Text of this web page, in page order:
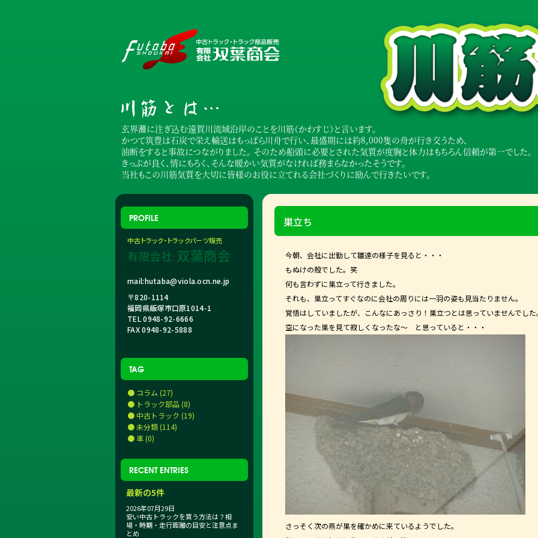
玄界灘に注ぎ込む遠賀川流域沿岸のことを川筋（かわすじ）と言います。
かつて筑豊は石炭で栄え輸送はもっぱら川舟で行い、最盛期には約8,000隻の舟が行き交うため、
油断をすると事故につながりました。 そのため船頭に必要とされた気質が度胸と体力はもちろん信頼が第一でした。
きっぷが良く、情にもろく、そんな暖かい気質がなければ務まらなかったそうです。
当社もこの川筋気質を大切に皆様のお役に立てれる会社づくりに励んで行きたいです。
巣立ち
今朝、会社に出勤して雛達の様子を見ると・・・
もぬけの殻でした。笑
何も言わずに巣立って行きました。
それも、巣立ってすぐなのに会社の周りには一羽の姿も見当たりません。
覚悟はしていましたが、こんなにあっさり！巣立つとは思っていませんでした
空になった巣を見て寂しくなったな～ と思っていると・・・
さっそく次の燕が巣を確かめに来ているようでした。
PROFILE
中古トラック・トラックパーツ販売
有限会社 双葉商会
mail:hutaba@viola.ocn.ne.jp
〒820-1114
福岡県飯塚市口原1014-1
TEL 0948-92-6666
FAX 0948-92-5888
TAG
● コラム (27)
● トラック部品 (8)
● 中古トラック (19)
● 未分類 (114)
● 車 (0)
RECENT ENTRIES
最新の5件
2026年07月29日
安い中古トラックを買う方法は？相
場・時期・走行距離の目安と注意点ま
とめ